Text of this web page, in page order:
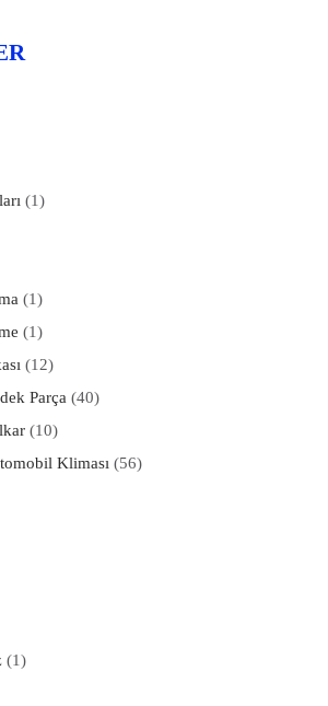
(1)
(1)
(1)
(12)
Parça (40)
(10)
Kliması (56)
(1)